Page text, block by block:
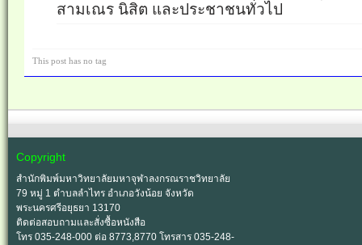
สามเณร นิสิต และประชาชนทั่วไป
This post has no tag
Copyright
สำนักพิมพ์มหาวิทยาลัยมหาจุฬาลงกรณราชวิทยาลัย
79 หมู่ 1 ตำบลลำไทร อำเภอวังน้อย จังหวัด
พระนครศรีอยุธยา 13170
ติดต่อสอบถามและสั่งซื้อหนังสือ
โทร 035-248-000 ต่อ 8773,8770 โทรสาร 035-248-